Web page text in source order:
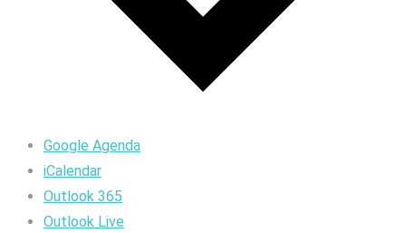
Google Agenda
iCalendar
Outlook 365
Outlook Live